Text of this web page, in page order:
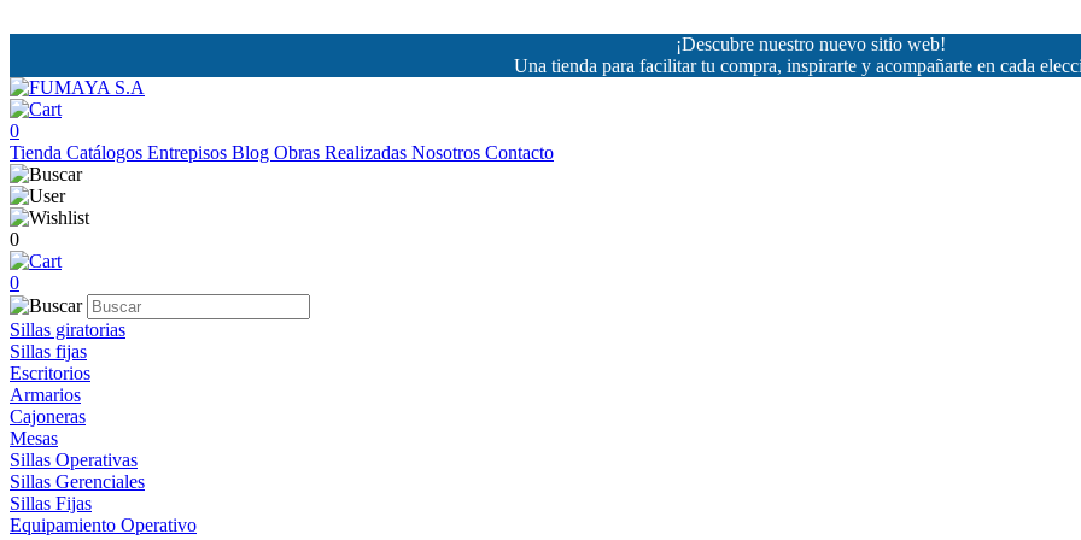
¡Descubre nuestro nuevo sitio web!
Una tienda para facilitar tu compra, inspirarte y acompañarte en cada
0
Tienda Catálogos Entrepisos Blog Obras Realizadas Nosotros Contacto
0
0
Sillas giratorias
Sillas fijas
Escritorios
Armarios
Cajoneras
Mesas
Sillas Operativas
Sillas Gerenciales
Sillas Fijas
Equipamiento Operativo